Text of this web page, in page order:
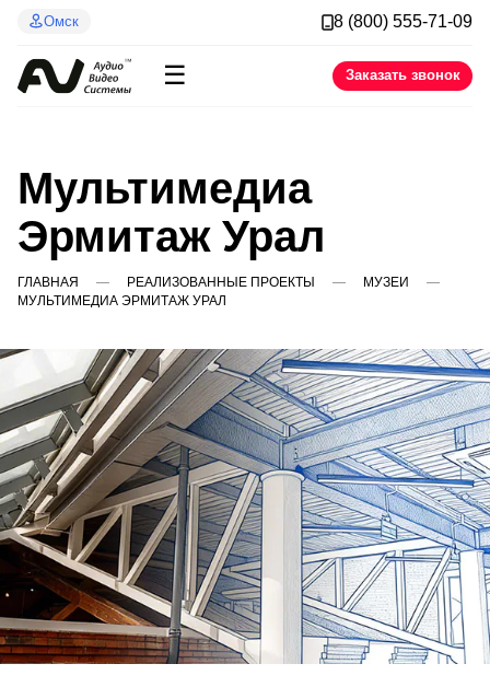
Омск 8 (800) 555-71-09
☰ Заказать звонок
Мультимедиа
Эрмитаж Урал
ГЛАВНАЯ РЕАЛИЗОВАННЫЕ ПРОЕКТЫ
МУЗЕИ
МУЛЬТИМЕДИА ЭРМИТАЖ УРАЛ